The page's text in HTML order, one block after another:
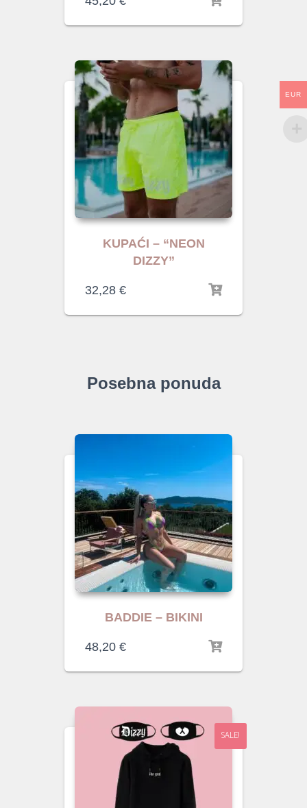
KUPAĆI – “NEON
DIZZY”
32,28 €
Posebna ponuda
BADDIE – BIKINI
48,20 €
SALE!
EUR